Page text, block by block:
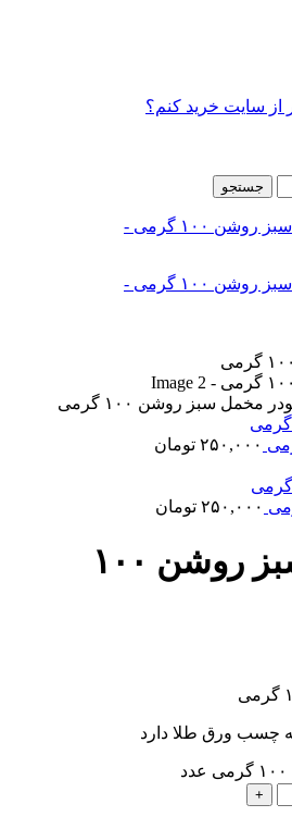
از سایت خرید کنم؟
جستجو
مخمل سبز روشن ۱۰۰ گرمی
۲۵۰,۰۰۰ تومان
۲۵۰,۰۰۰ تومان
پودر مخمل سبز روشن ۱۰۰
چسب ورق طلا دارد